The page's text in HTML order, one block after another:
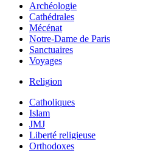
Archéologie
Cathédrales
Mécénat
Notre-Dame de Paris
Sanctuaires
Voyages
Religion
Catholiques
Islam
JMJ
Liberté religieuse
Orthodoxes